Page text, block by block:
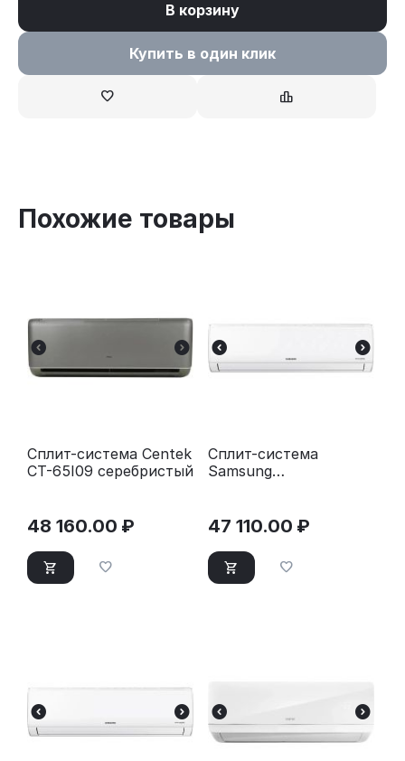
В корзину
Купить в один клик
Похожие товары
Сплит-система Centek
CT-65I09 серебристый
48 160.00 ₽
Сплит-система
Samsung
25 м²)
47 110.00 ₽